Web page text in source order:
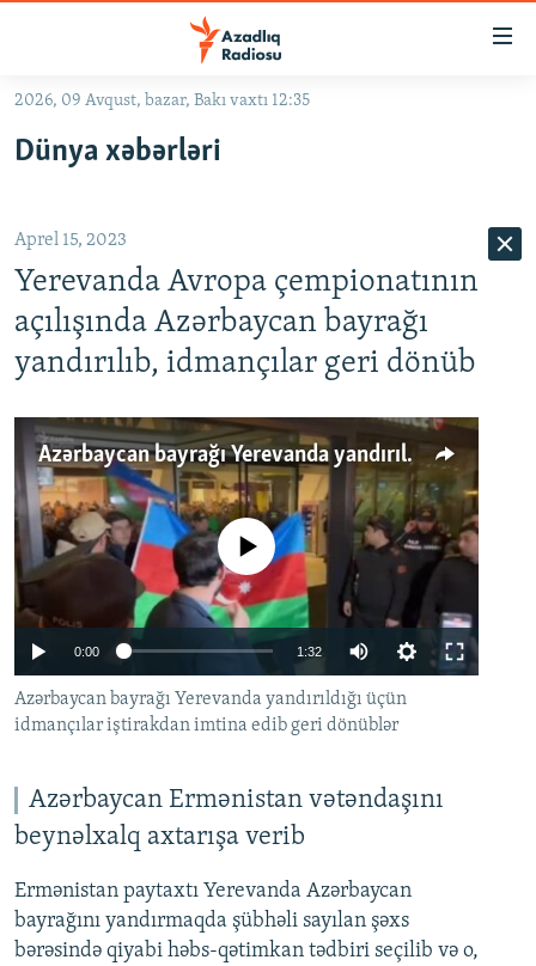
Əsas
qayıt
qayıt
Axtarışa
#İZAHLA
#ƏSLINDƏ
QANUNI DOĞRU
MULTIMEDIA
VIDEO
FOTOQALEREYA
İNFOQRAFIKA
RADIO ARXIV
OXU ZALI
AZƏRBAYCAN ƏDƏBIYYATI KITABXANASI
İSLAM VƏ DEMOKRATIYA
İZ - MƏDƏNIYYƏT PROQRAMI
HAQQIMIZDA
MISSIYAMIZ
PEŞƏ ETIKASI VƏ JURNALISTIKA STANDARTLARIMIZ
MATERIALLARIMIZDAN ISTIFADƏ
AZADLIQRADIOSU MOBIL TELEFONUNUZDA
BIZIMLƏ ƏLAQƏ
BIZI IZLƏ
RFE/RL-in bütün saytları
2026, 09 Avqust, bazar, Bakı vaxtı 12:35
Dünya xəbərləri
Aprel 15, 2023
Yerevanda Avropa çempionatının
açılışında Azərbaycan bayrağı
yandırılıb, idmançılar geri dönüb
Azərbaycan bayrağı Yerevanda yandırıldığı üçün idmançılar iştirakdan imtina edib geri dönüblər
716p 1072p
No media source currently available
0:00 1:32
356p
Azərbaycan bayrağı Yerevanda yandırıldığı üçün
idmançılar iştirakdan imtina edib geri dönüblər
Azərbaycan Ermənistan vətəndaşını
beynəlxalq axtarışa verib
Ermənistan paytaxtı Yerevanda Azərbaycan
bayrağını yandırmaqda şübhəli sayılan şəxs
bərəsində qiyabi həbs-qətimkan tədbiri seçilib və o,